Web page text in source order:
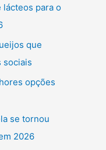
lácteos para o
que
sociais
opções
se tornou
2026